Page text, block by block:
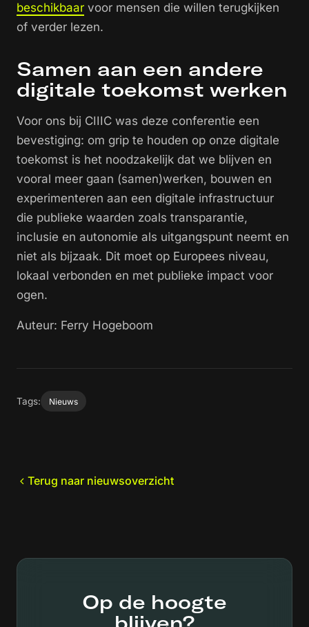
beschikbaar voor mensen die willen terugkijken
of verder lezen.
Samen aan een andere
digitale toekomst werken
Voor ons bij CIIIC was deze conferentie een
bevestiging: om grip te houden op onze digitale
toekomst is het noodzakelijk dat we blijven en
vooral meer gaan (samen)werken, bouwen en
experimenteren aan een digitale infrastructuur
die publieke waarden zoals transparantie,
inclusie en autonomie als uitgangspunt neemt en
niet als bijzaak. Dit moet op Europees niveau,
lokaal verbonden en met publieke impact voor
ogen.
Auteur: Ferry Hogeboom
Tags: Nieuws
Terug naar nieuwsoverzicht
Op de hoogte